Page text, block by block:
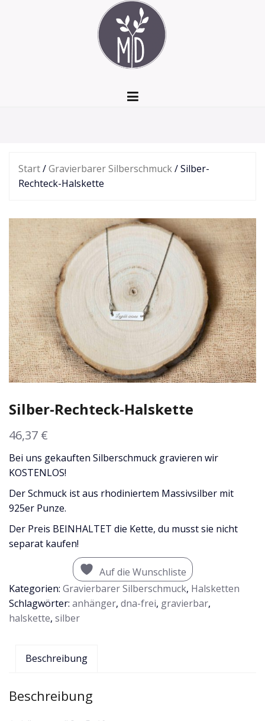
Start/Gravierbarer Silberschmuck/ Silber-
Rechteck-Halskette
Silber-Rechteck-Halskette
46,37 €
Bei uns gekauften Silberschmuck gravieren wir
KOSTENLOS!
Der Schmuck ist aus rhodiniertem Massivsilber mit
925er Punze.
Der Preis BEINHALTET die Kette, du musst sie nicht
separat kaufen!
Auf die Wunschliste
Kategorien: Gravierbarer Silberschmuck, Halsketten
Schlagwörter: anhänger, dna-frei, gravierbar,
halskette, silber
Beschreibung
Beschreibung